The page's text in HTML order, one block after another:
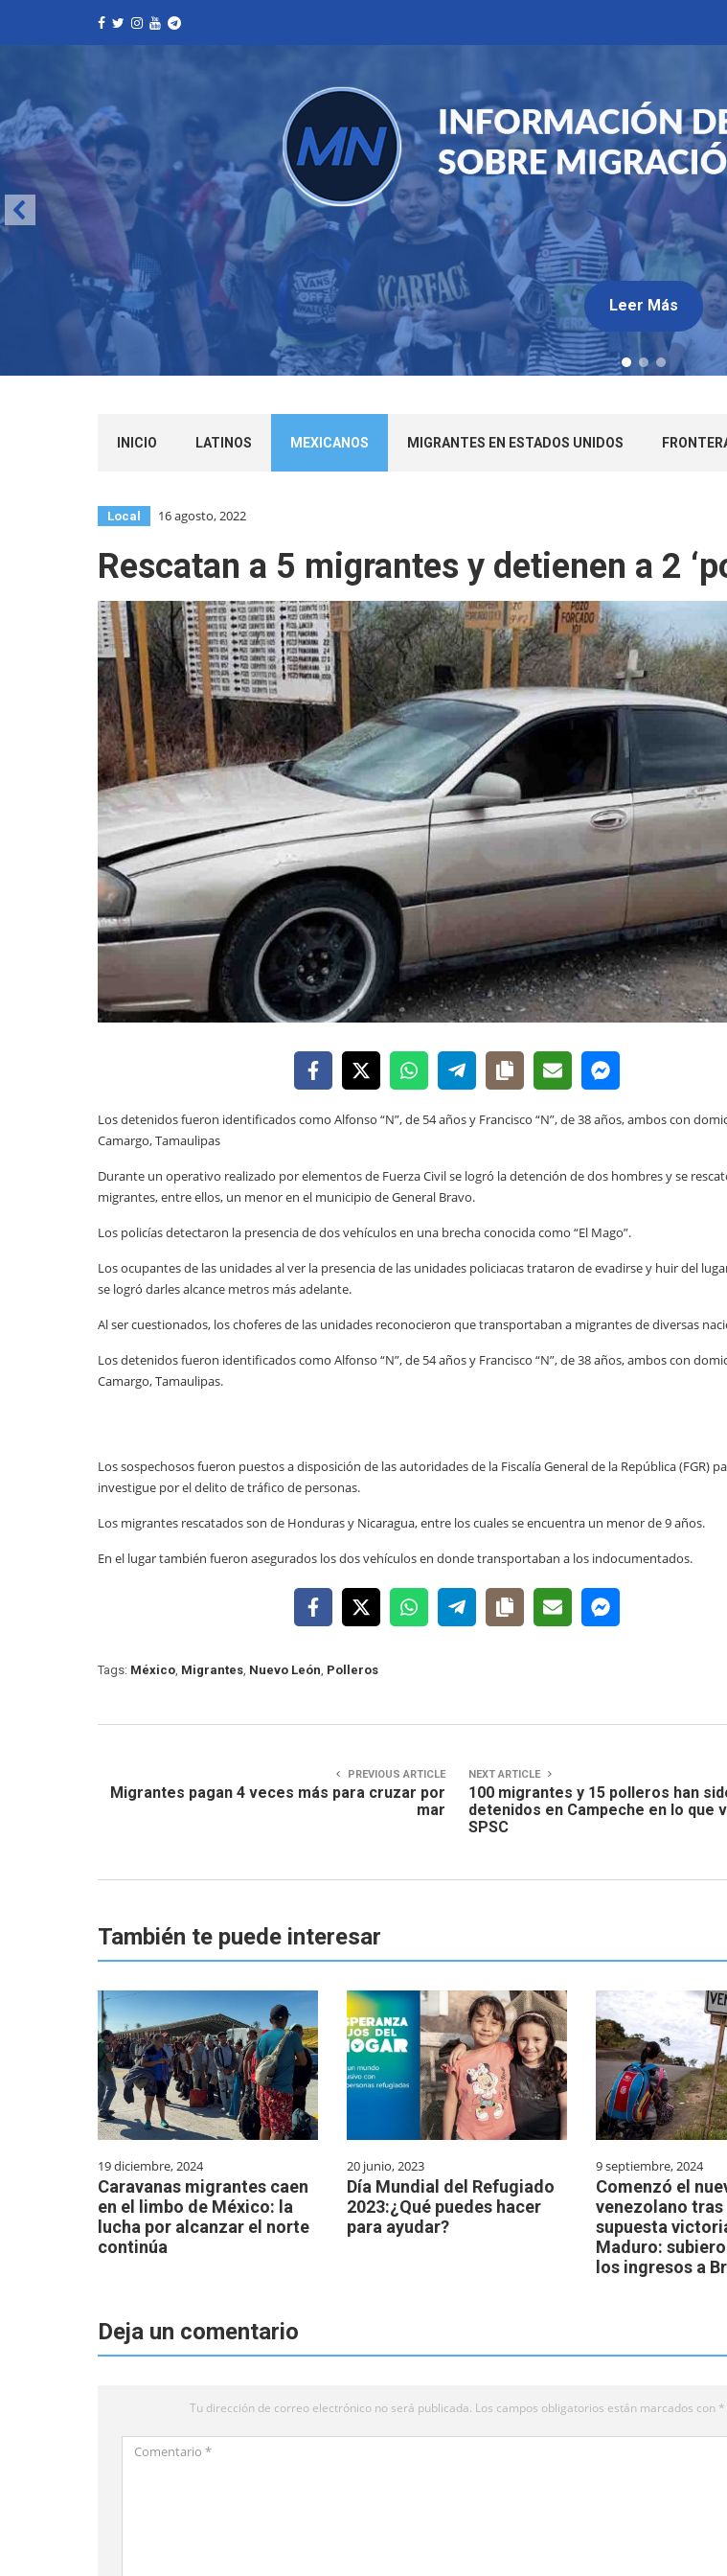
Leer Más
INICIO LATINOS MEXICANOS MIGRANTES EN ESTADOS UNIDOS
Local 16 agosto, 2022
Rescatan a 5 migrantes y detienen a 2
Los detenidos fueron identificados como Alfonso “N”, de 54 años y Francisco “N”, de 38 años, ambos con
Camargo, Tamaulipas
Durante un operativo realizado por elementos de Fuerza Civil se logró la detención de dos hombres y se
migrantes, entre ellos, un menor en el municipio de General Bravo.
Los policías detectaron la presencia de dos vehículos en una brecha conocida como “El Mago”.
Los ocupantes de las unidades al ver la presencia de las unidades policiacas trataron de evadirse y huir del
se logró darles alcance metros más adelante.
Al ser cuestionados, los choferes de las unidades reconocieron que transportaban a migrantes de diversas
Los detenidos fueron identificados como Alfonso “N”, de 54 años y Francisco “N”, de 38 años, ambos con
Camargo, Tamaulipas.
Los sospechosos fueron puestos a disposición de las autoridades de la Fiscalía General de la República (FGR)
investigue por el delito de tráfico de personas.
Los migrantes rescatados son de Honduras y Nicaragua, entre los cuales se encuentra un menor de 9 años.
En el lugar también fueron asegurados los dos vehículos en donde transportaban a los indocumentados.
Tags: México Migrantes Nuevo León Polleros
PREVIOUS ARTICLE
Migrantes pagan 4 veces más para cruzar por
mar
NEXT ARTICLE
100 migrantes y 15 polleros han
detenidos en Campeche en lo que
SPSC
También te puede interesar
19 diciembre, 2024
Caravanas migrantes caen
en el limbo de México: la
lucha por alcanzar el norte
continúa
20 junio, 2023
Día Mundial del Refugiado
2023:¿Qué puedes hacer
para ayudar?
9 septiembre, 2024
Comenzó el
venezolano tras
supuesta
Maduro:
los ingresos a
Deja un comentario
Tu dirección de correo electrónico no será publicada. Los campos obligatorios están marcados con *
Comentario